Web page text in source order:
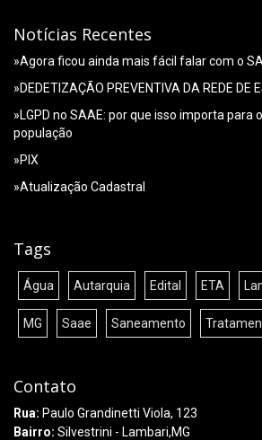
Notícias Recentes
»Agora ficou ainda mais fácil falar com o
»DEDETIZAÇÃO PREVENTIVA DA REDE DE
»LGPD no SAAE: por que isso importa para
população
»PIX
»Atualização Cadastral
Tags
Água Autarquia Edital ETA
MG Saae Saneamento
Contato
Rua: Paulo Grandinetti Viola, 123
Bairro: Silvestrini - Lambari,MG